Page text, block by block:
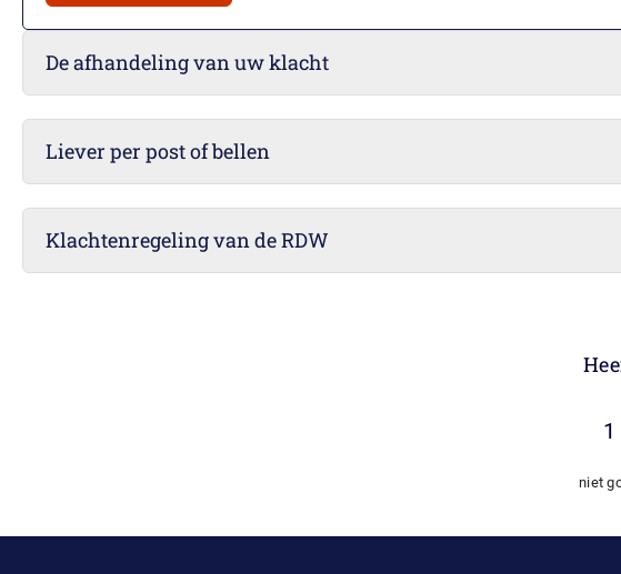
De afhandeling van uw klacht
Liever per post of bellen
Klachtenregeling van de RDW
niet